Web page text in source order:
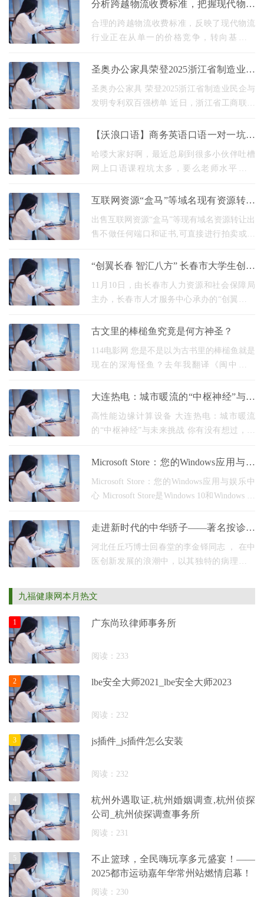
分析跨越物流收费标准，把握现代物流
服务升级的价值导向
合理的跨越物流收费标准，反映了现代物流
行业正在从单一的价格竞争，转向基于服
段。对于广大企业客户而言，物流成本是其
圣奥办公家具荣登2025浙江省制造业民
企与发明专利双百强榜单
圣奥办公家具 荣登2025浙江省制造业民企与
发明专利双百强榜单 近日，浙江省工商联与
强”系列榜单。圣奥办公家具凭借扎实的制造
【沃浪口语】商务英语口语一对一坑太
多，给大家推荐个亲测可用的！
哈喽大家好啊，最近总刷到很多小伙伴吐槽
网上口语课程坑太多，要么老师水平不过
当初我因为工作急需提升口语，试过好几家
互联网资源“盒马”等域名现有资源转让
出售
出售互联网资源“盒马”等现有域名资源转让出
售不做任何端口和证书,可直接进行拍卖或者
胆量。好的互联网资源的价格确实可以在短
“创翼长春 智汇八方” 长春市大学生创新
创意大赛圆满结束
11月10日，由长春市人力资源和社会保障局
主办，长春市人才服务中心承办的“创翼长春
圆满结束。来自全市37所高校的60个大学生
古文里的棒槌鱼究竟是何方神圣？
114电影网 您是不是以为古书里的棒槌鱼就是
现在的深海怪鱼？去年我翻译《闽中海错
被水产专家当场打脸——这竟是古人给海参
大连热电：城市暖流的“中枢神经”与未
来挑战
高性能边缘计算设备 大连热电：城市暖流
的“中枢神经”与未来挑战 你有没有想过，在
那股瞬间驱散严寒的热流，究竟是如何跨越
Microsoft Store：您的Windows应用与娱
乐中心
Microsoft Store：您的Windows应用与娱乐中
心 Microsoft Store是Windows 10和Windows 11
现、下载和更新应用程序、游戏、电影及电
走进新时代的中华骄子——著名按诊和
清淤疗法创始人李金铎
河北任丘巧博士回春堂的李金铎同志 ， 在中
医创新发展的浪潮中，以其独特的病理理论
他是创新医学家，对于常见病、多发病以及
几乎各种
九福健康网本月热文
广东尚玖律师事务所
阅读：233
1
lbe安全大师2021_lbe安全大师2023
阅读：232
2
js插件_js插件怎么安装
阅读：232
3
杭州外遇取证,杭州婚姻调查,杭州侦探
公司_杭州侦探调查事务所
阅读：231
4
不止篮球，全民嗨玩享多元盛宴！——
2025都市运动嘉年华常州站燃情启幕！
阅读：230
5